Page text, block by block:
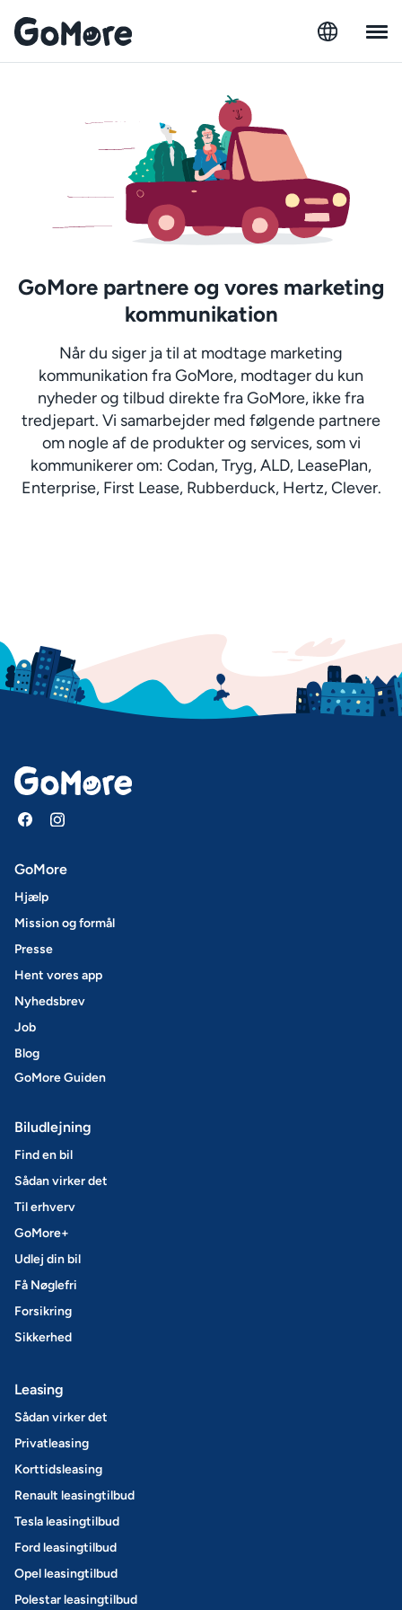
GoMore partnere og vores marketing
kommunikation
Når du siger ja til at modtage marketing
kommunikation fra GoMore, modtager du kun
nyheder og tilbud direkte fra GoMore, ikke fra
tredjepart. Vi samarbejder med følgende partnere
om nogle af de produkter og services, som vi
kommunikerer om: Codan, Tryg, ALD, LeasePlan,
Enterprise, First Lease, Rubberduck, Hertz, Clever.
GoMore
Hjælp
Mission og formål
Presse
Hent vores app
Nyhedsbrev
Job
Blog
GoMore Guiden
Biludlejning
Find en bil
Sådan virker det
Til erhverv
GoMore+
Udlej din bil
Få Nøglefri
Forsikring
Sikkerhed
Leasing
Sådan virker det
Privatleasing
Korttidsleasing
Renault leasingtilbud
Tesla leasingtilbud
Ford leasingtilbud
Opel leasingtilbud
Polestar leasingtilbud